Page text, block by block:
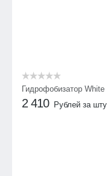
Гидрофобизатор
2 410 Рублей за